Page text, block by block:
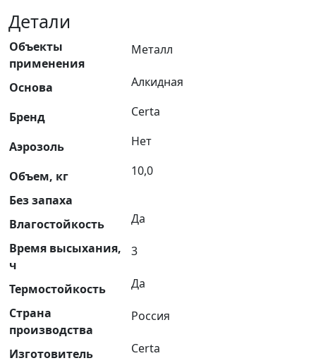
Детали
Объекты
применения
Металл
Основа Алкидная
Бренд Certa
Аэрозоль Нет
Объем, кг
10,0
Без запаха
Влагостойкость
Да
Время высыхания,
ч
3
Термостойкость
Да
Страна
производства
Россия
Изготовитель Certa